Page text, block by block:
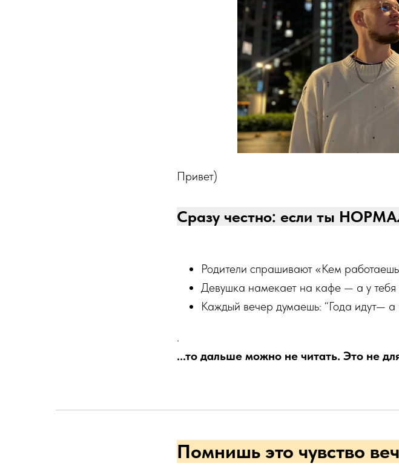
Привет)
Сразу честно: если ты
Родители спрашивают «Кем
Девушка намекает на кафе — а у
Каждый вечер думаешь: “Года идут— а
.
...то дальше можно не читать. Это не
Помнишь это чувство